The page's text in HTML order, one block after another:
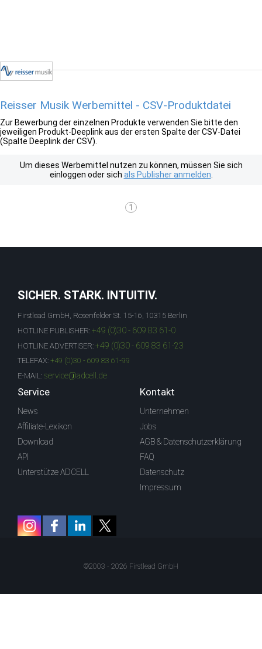
Reisser Musik Werbemittel - CSV-Produktdatei
Zur Bewerbung der einzelnen Produkte verwenden Sie bitte den
jeweiligen Produkt-Deeplink aus der ersten Spalte der CSV-Datei
(Spalte Deeplink der CSV).
Um dieses Werbemittel nutzen zu können, müssen Sie sich
einloggen oder sich als Publisher anmelden
1
SICHER. STARK. INTUITIV.
Firstlead GmbH, Rosenfelder St. 15-16, 10315 Berlin
HOTLINE PUBLISHER: +49 (0)30 - 609 83 61-0
HOTLINE ADVERTISER: +49 (0)30 - 609 83 61-23
TELEFAX: +49 (0)30 - 609 83 61-99
E-MAIL: service@adcell.de
Service
News
Affiliate-Lexikon
Download
API
Unterstütze ADCELL
Kontakt
Unternehmen
Jobs
AGB & Datenschutzerklärung
FAQ
Datenschutz
Impressum
©2003 - 2026 Firstlead GmbH